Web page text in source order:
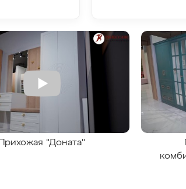
Прихожая "Доната"